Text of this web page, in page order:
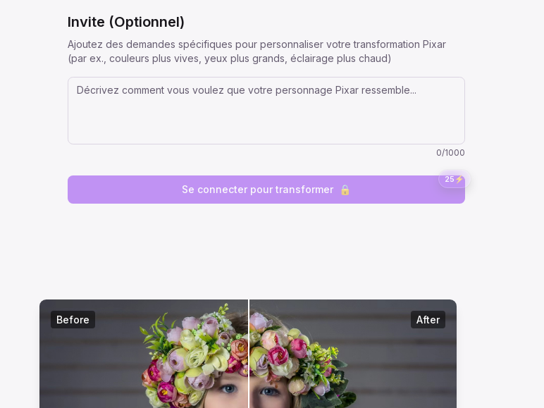
Invite (Optionnel)
Ajoutez des demandes spécifiques pour personnaliser votre transformation Pixar
(par ex., couleurs plus vives, yeux plus grands, éclairage plus chaud)
0/1000
25 ⚡
Se connecter pour transformer 🔒
Before After